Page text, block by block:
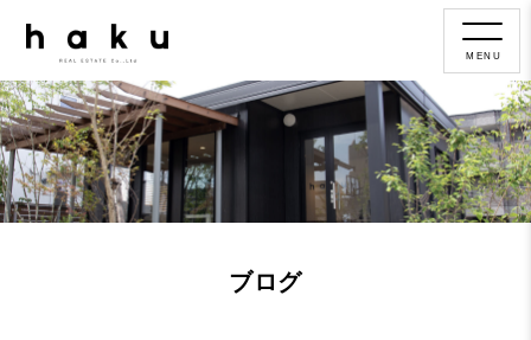
MENU
ブログ